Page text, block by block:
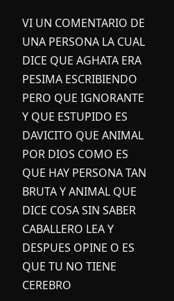
VI UN COMENTARIO DE
UNA PERSONA LA CUAL
DICE QUE AGHATA ERA
PESIMA ESCRIBIENDO
PERO QUE IGNORANTE
Y QUE ESTUPIDO ES
DAVICITO QUE ANIMAL
POR DIOS COMO ES
QUE HAY PERSONA TAN
BRUTA Y ANIMAL QUE
DICE COSA SIN SABER
CABALLERO LEA Y
DESPUES OPINE O ES
QUE TU NO TIENE
CEREBRO